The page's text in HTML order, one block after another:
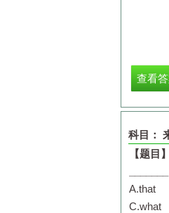
查看
科目：
【题目】
A.that
C.what